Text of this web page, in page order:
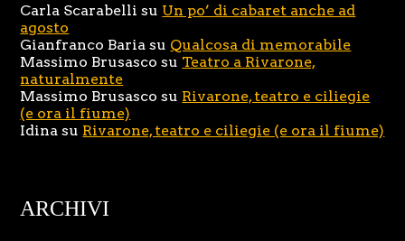
Carla Scarabelli su Un po’ di cabaret anche ad
agosto
Gianfranco Baria su Qualcosa di memorabile
Massimo Brusasco su Teatro a Rivarone,
naturalmente
Massimo Brusasco su Rivarone, teatro e ciliegie
(e ora il fiume)
Idina su Rivarone, teatro e ciliegie (e ora il fiume)
ARCHIVI